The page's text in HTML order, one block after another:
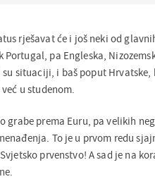
rješavat će i još neki od
Portugal, pa Engleska,
situaciji, i baš poput Hrvatske,
u studenom.
grabe prema Euru, pa velikih
To je u prvom redu
prvenstvo! A sad je na